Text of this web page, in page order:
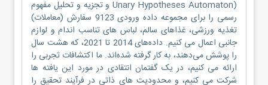
Unary Hypotheses Automaton) و تجزیه و تحلیل مفهوم
رسمی را برای مجموعه داده ورودی 9123 سفارش (معاملات)
تغذیه ورزشی، غذاهای سالم، لباس های تناسب اندام و لوازم
جانبی اعمال می کنیم. داده‌های 2014 تا 2021، که هشت سال
را پوشش می‌دهند، به کار گرفته شده‌اند. ما اکتشافات تجربی را
ارائه می کنیم، در یک گفتمان انتقادی در مورد این یافته ها
شرکت می کنیم، و محدودیت های ذاتی در فرآیند تحقیق را